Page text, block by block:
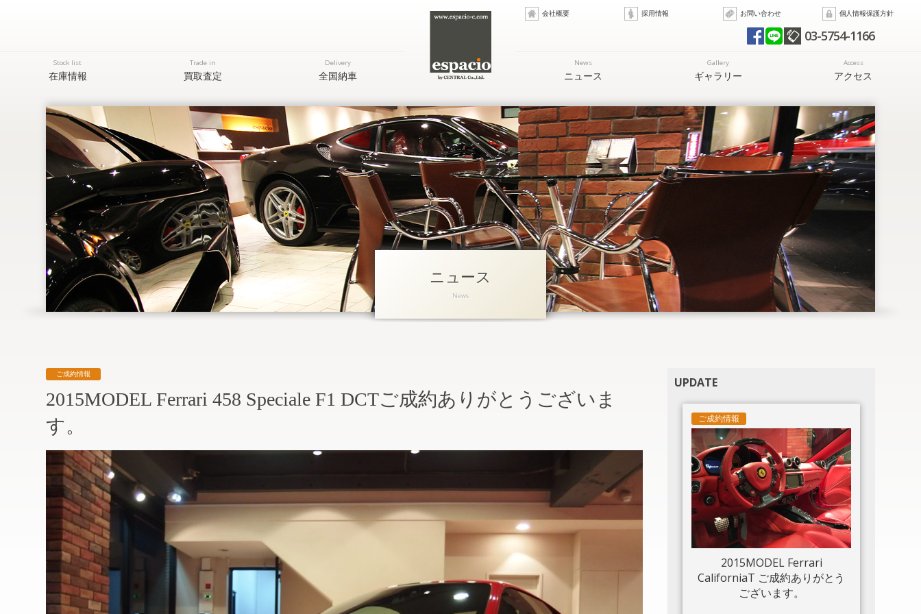
会社概要 採用情報 お問い合わせ 個人情報保護方針
03-5754-1166
Stock list
在庫情報
Trade in
買取査定
Delivery
全国納車
News
ニュース
Gallery
ギャラリー
Access
アクセス
ニュース
News
ご成約情報
2015MODEL Ferrari 458 Speciale F1 DCTご成約ありがとうございま
す。
UPDATE
ご成約情報
2015MODEL Ferrari
CaliforniaT ご成約ありがとう
ございます。